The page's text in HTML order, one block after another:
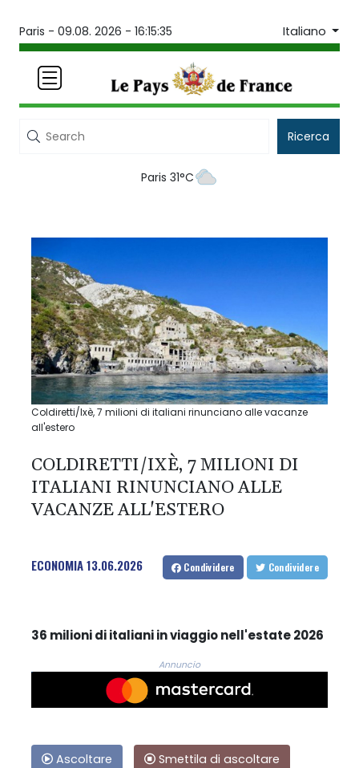
Paris - 09.08. 2026 - 16:15:35 Italiano
Ricerca
Paris 31°C
Coldiretti/Ixè, 7 milioni di italiani rinunciano alle vacanze
all'estero
COLDIRETTI/IXÈ, 7 MILIONI DI
ITALIANI RINUNCIANO ALLE
VACANZE ALL'ESTERO
ECONOMIA13.06.2026 Condividere Condividere
36 milioni di italiani in viaggio nell'estate 2026
Annuncio
Ascoltare
Smettila di ascoltare